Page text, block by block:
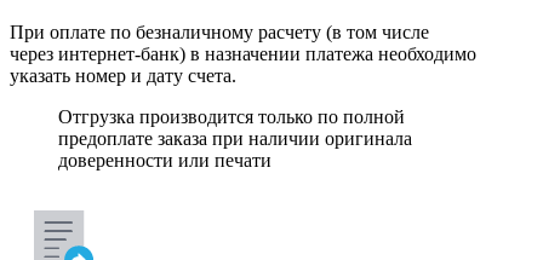
При оплате по безналичному расчету (в том числе
через интернет-банк) в назначении платежа необходимо
указать номер и дату счета.
Отгрузка производится только по полной
предоплате заказа при наличии оригинала
доверенности или печати